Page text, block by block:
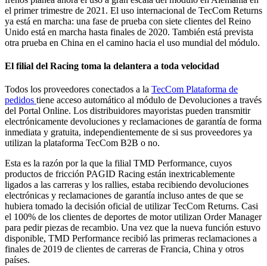
el primer trimestre de 2021. El uso internacional de TecCom Returns
ya está en marcha: una fase de prueba con siete clientes del Reino
Unido está en marcha hasta finales de 2020. También está prevista
otra prueba en China en el camino hacia el uso mundial del módulo.
El filial del Racing toma la delantera a toda velocidad
Todos los proveedores conectados a la TecCom Plataforma de
pedidos tiene acceso automático al módulo de Devoluciones a través
del Portal Online. Los distribuidores mayoristas pueden transmitir
electrónicamente devoluciones y reclamaciones de garantía de forma
inmediata y gratuita, independientemente de si sus proveedores ya
utilizan la plataforma TecCom B2B o no.
Esta es la razón por la que la filial TMD Performance, cuyos
productos de fricción PAGID Racing están inextricablemente
ligados a las carreras y los rallies, estaba recibiendo devoluciones
electrónicas y reclamaciones de garantía incluso antes de que se
hubiera tomado la decisión oficial de utilizar TecCom Returns. Casi
el 100% de los clientes de deportes de motor utilizan Order Manager
para pedir piezas de recambio. Una vez que la nueva función estuvo
disponible, TMD Performance recibió las primeras reclamaciones a
finales de 2019 de clientes de carreras de Francia, China y otros
países.